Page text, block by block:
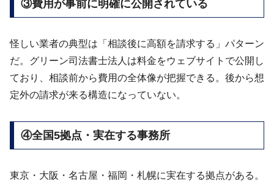
③費用が事前に明確に公開されている
怪しい業者の典型は「相談後に高額を請求する」パターン
だ。グリーン司法書士法人は料金をウェブサイトで公開し
ており、相談前から費用の全体像が把握できる。後から想
定外の請求が来る構造になっていない。
④全国5拠点・実在する事務所
東京・大阪・名古屋・福岡・札幌に実在する拠点がある。